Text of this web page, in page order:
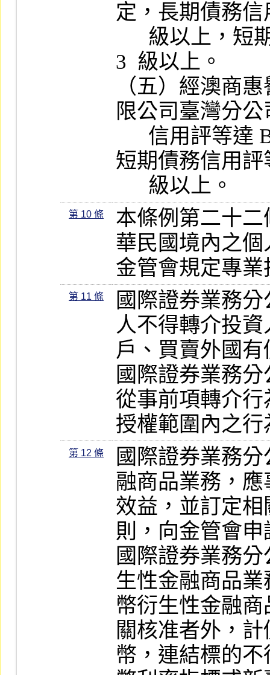
定，長期債務
3  級以上。
（五）經澳商
限公司臺灣分
短期債務信用評
      級以上。
第 10 條
本條例第二十
華民國境內之
金管會規定專
第 11 條
國際證券業務
人不得轉介投
戶、買賣外國
國際證券業務
從事前項轉介
授權範圍內之行
第 12 條
國際證券業務
融商品業務，
效益，並訂定
則，向金管會申
國際證券業務
生性金融商品
幣衍生性金融
關核准者外，
幣，連結標的